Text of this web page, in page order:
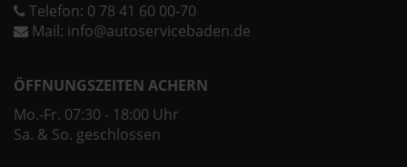
Telefon: 0 78 41 60 00-70
Mail: info@autoservicebaden.de
ÖFFNUNGSZEITEN ACHERN
Mo.-Fr. 07:30 - 18:00 Uhr
Sa. & So. geschlossen